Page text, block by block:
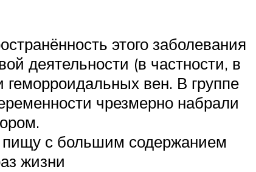
этого заболевания
деятельности (в частности, в
вен. В группе
чрезмерно набрали
пищу с большим содержанием
жизни